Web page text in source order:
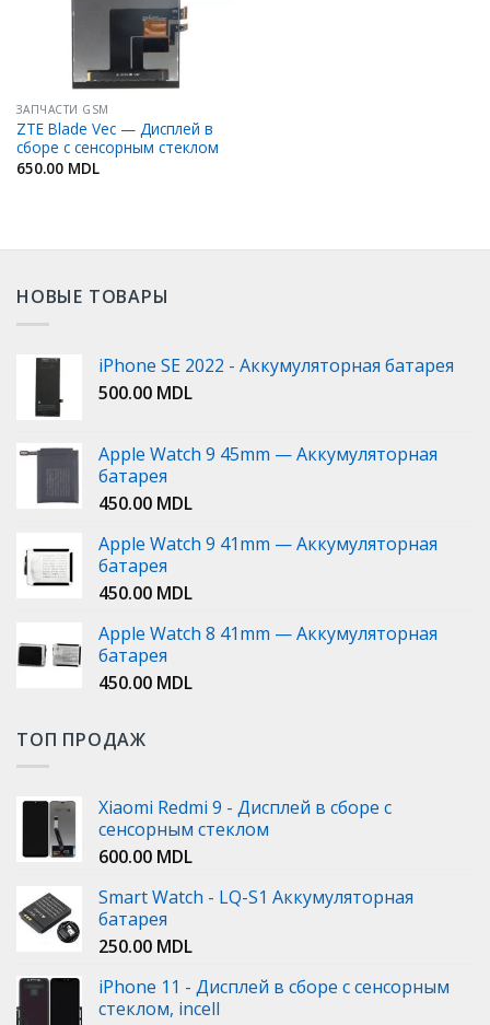
ЗАПЧАСТИ GSM
ZTE Blade Vec — Дисплей в
сборе с сенсорным стеклом
650.00 MDL
НОВЫЕ ТОВАРЫ
iPhone SE 2022 - Аккумуляторная батарея
500.00 MDL
Apple Watch 9 45mm — Аккумуляторная
батарея
450.00 MDL
Apple Watch 9 41mm — Аккумуляторная
батарея
450.00 MDL
Apple Watch 8 41mm — Аккумуляторная
батарея
450.00 MDL
ТОП ПРОДАЖ
Xiaomi Redmi 9 - Дисплей в сборе с
сенсорным стеклом
600.00 MDL
Smart Watch - LQ-S1 Аккумуляторная
батарея
250.00 MDL
iPhone 11 - Дисплей в сборе с сенсорным
стеклом, incell